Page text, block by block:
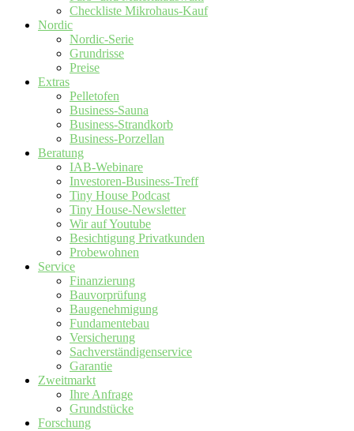
Checkliste Mikrohaus-Kauf
Nordic
Nordic-Serie
Grundrisse
Preise
Extras
Pelletofen
Business-Sauna
Business-Strandkorb
Business-Porzellan
Beratung
IAB-Webinare
Investoren-Business-Treff
Tiny House Podcast
Tiny House-Newsletter
Wir auf Youtube
Besichtigung Privatkunden
Probewohnen
Service
Finanzierung
Bauvorprüfung
Baugenehmigung
Fundamentebau
Versicherung
Sachverständigenservice
Garantie
Zweitmarkt
Ihre Anfrage
Grundstücke
Forschung